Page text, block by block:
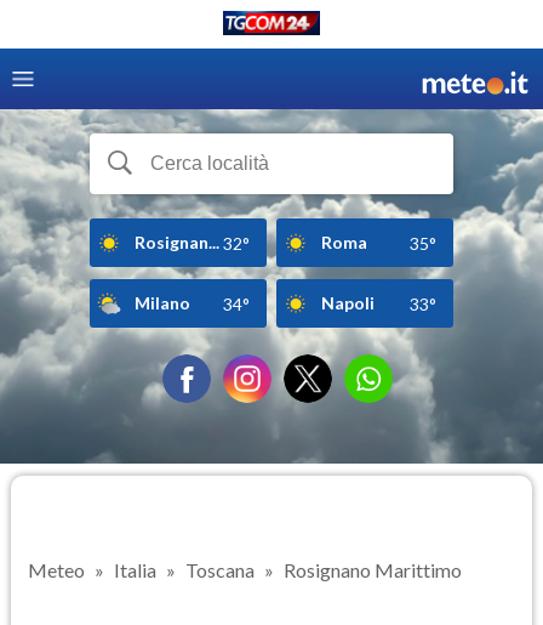
Rosignan...32° Roma 35°
Milano 34° Napoli 33°
Meteo Italia Toscana Rosignano Marittimo